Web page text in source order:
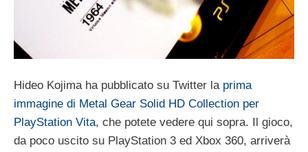
Hideo Kojima ha pubblicato su Twitter la prima
immagine di Metal Gear Solid HD Collection per
PlayStation Vita, che potete vedere qui sopra. Il gioco,
da poco uscito su PlayStation 3 ed Xbox 360, arriverà